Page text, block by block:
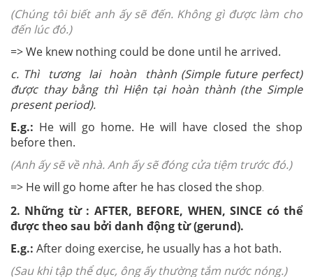
(Chúng tôi biết anh ấy sẽ đến. Không gì được làm cho
đến lúc đó.)
=> We knew nothing could be done until he arrived.
c. Thì tương lai hoàn thành (Simple future perfect)
được thay bằng thì Hiện tại hoàn thành (the Simple
present period).
E.g.: He will go home. He will have closed the shop
before then.
(Anh ấy sẽ về nhà. Anh ấy sẽ đóng cửa tiệm trước đó.)
=> He will go home after he has closed the shop.
2. Những từ : AFTER, BEFORE, WHEN, SINCE có thể
được theo sau bởi danh động từ (gerund).
E.g.: After doing exercise, he usually has a hot bath.
(Sau khi tập thể dục, ông ấy thường tắm nước nóng.)